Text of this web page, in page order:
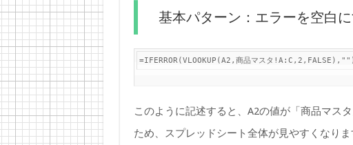
基本パターン：エラーを空白
=IFERROR(VLOOKUP(A2,商品マスタ
このように記述すると、A2の値が「商品マス
ため、スプレッドシート全体が見やすくなりま